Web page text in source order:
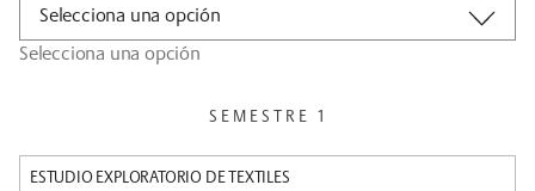
Selecciona una opción
Selecciona una opción
SEMESTRE 1
ESTUDIO EXPLORATORIO DE TEXTILES